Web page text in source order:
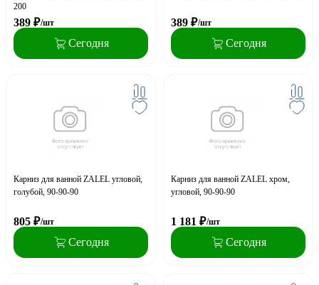
200
389 ₽/шт
Сегодня
389 ₽/шт
Сегодня
Карниз для ванной ZALEL угловой,
голубой, 90-90-90
805 ₽/шт
Сегодня
Карниз для ванной ZALEL хром,
угловой, 90-90-90
1 181 ₽/шт
Сегодня